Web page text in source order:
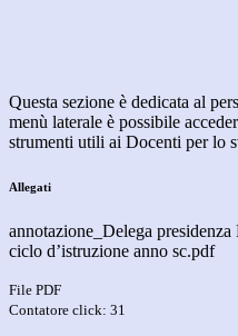
Questa sezione è dedicata al
menù laterale è possibile
strumenti utili ai Docenti per lo
Allegati
annotazione_Delega
ciclo d’istruzione anno sc.pdf
File PDF
Contatore click: 31